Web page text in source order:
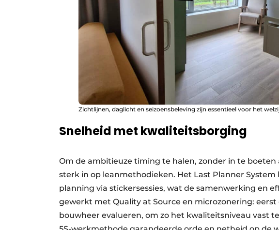
Zichtlijnen, daglicht en seizoensbeleving zijn essentieel voor het
Snelheid met kwaliteitsborging
Om de ambitieuze timing te halen, zonder in te
sterk in op leanmethodieken. Het Last Planner
planning via stickersessies, wat de samenwerking en
gewerkt met Quality at Source en microzonering:
bouwheer evalueren, om zo het kwaliteitsniveau vast